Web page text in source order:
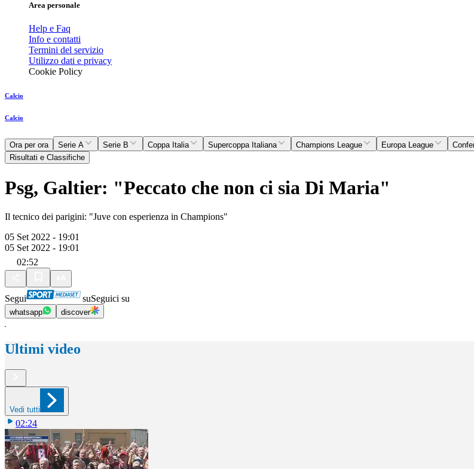
Area personale
Help e Faq
Info e contatti
Termini del servizio
Utilizzo dati e privacy
Cookie Policy
Calcio
Calcio
Ora per ora Serie A Serie B Coppa Italia Supercoppa Italiana Champions League Europa League
Risultati e Classifiche
Psg, Galtier: "Peccato che non ci sia Di Maria"
Il tecnico dei parigini: "Juve con esperienza in Champions"
05 Set 2022 - 19:01
05 Set 2022 - 19:01
02:52
Segui suSeguici su
whatsapp discover
Ultimi video
Vedi tutti
02:24